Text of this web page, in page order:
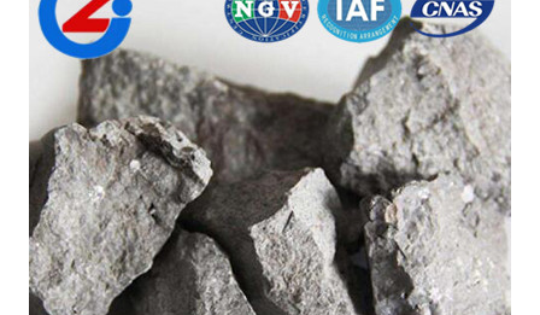
厂容厂貌
视频中心
联系我们